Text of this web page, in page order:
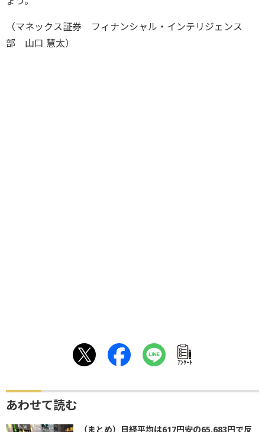
（マネックス証券 フィナンシャル・インテリジェンス
部 山口 慧太）
ｱﾝｹｰﾄ
あわせて読む
（まとめ）日経平均は617円安の65,683円で反